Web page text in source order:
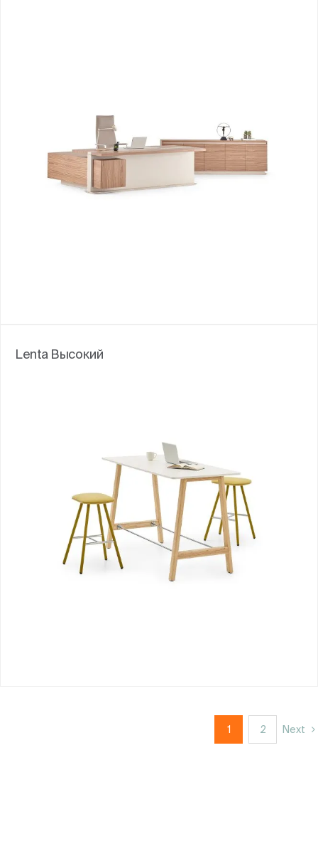
Lenta Высокий
1 2 Next